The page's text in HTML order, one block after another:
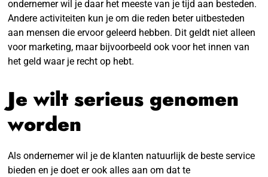
ondernemer wil je daar het meeste van je tijd aan besteden.
Andere activiteiten kun je om die reden beter uitbesteden
aan mensen die ervoor geleerd hebben. Dit geldt niet alleen
voor marketing, maar bijvoorbeeld ook voor het innen van
het geld waar je recht op hebt.
Je wilt serieus genomen
worden
Als ondernemer wil je de klanten natuurlijk de beste service
bieden en je doet er ook alles aan om dat te